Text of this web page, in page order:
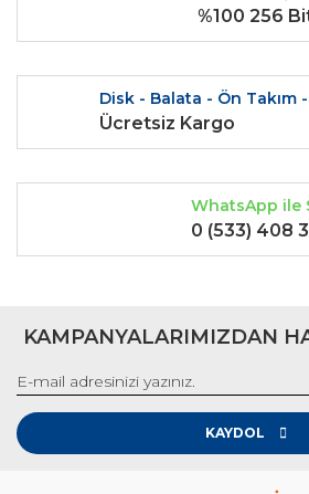
%100 256
Disk - Balata - Ön Takım
Ücretsiz Kargo
WhatsApp ile
0 (533) 408
KAMPANYALARIMIZDAN
KAYDOL